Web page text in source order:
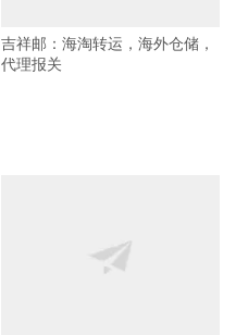
吉祥邮：海淘转运，海外仓储，
代理报关